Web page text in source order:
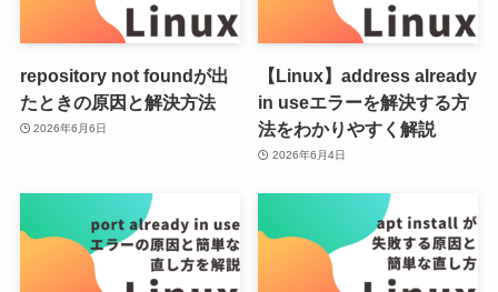
repository not foundが出
たときの原因と解決方法
2026年6月6日
【Linux】address already
in useエラーを解決する方
法をわかりやすく解説
2026年6月4日